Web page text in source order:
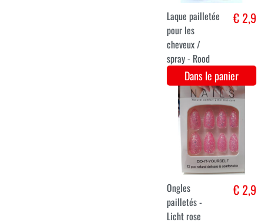
Dans le panier
Cils blancs
courts
€ 2,4
Dans le panier